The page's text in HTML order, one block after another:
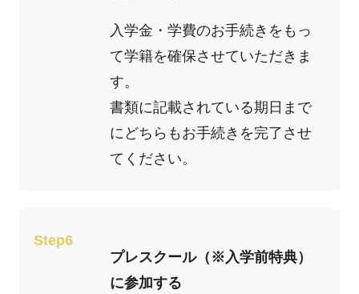
入学金・学費のお手続きをもっ
て学籍を確保させていただきま
す。
書類に記載されている期日まで
にどちらもお手続きを完了させ
てください。
Step6
プレスクール（※入学前特典）
に参加する